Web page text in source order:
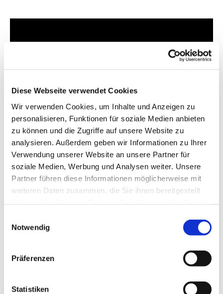
Diese Webseite verwendet Cookies
Wir verwenden Cookies, um Inhalte und Anzeigen zu
personalisieren, Funktionen für soziale Medien anbieten
zu können und die Zugriffe auf unsere Website zu
analysieren. Außerdem geben wir Informationen zu Ihrer
Verwendung unserer Website an unsere Partner für
soziale Medien, Werbung und Analysen weiter. Unsere
Partner führen diese Informationen möglicherweise mit
weiteren Daten zusammen, die Sie ihnen bereitgestellt
Notwendig
Präferenzen
Statistiken
Dies könnte Sie auch
interessieren